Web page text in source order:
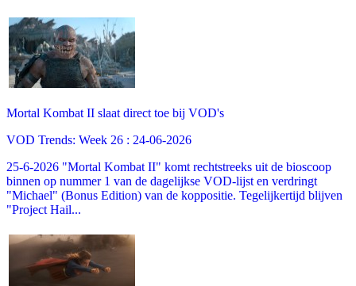
Mortal Kombat II slaat direct toe bij VOD's
VOD Trends: Week 26 : 24-06-2026
25-6-2026 "Mortal Kombat II" komt rechtstreeks uit de bioscoop
binnen op nummer 1 van de dagelijkse VOD-lijst en verdringt
"Michael" (Bonus Edition) van de koppositie. Tegelijkertijd blijven
"Project Hail...